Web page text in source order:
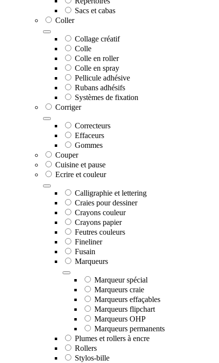
Sacs et cabas
Coller
Collage créatif
Colle
Colle en roller
Colle en spray
Pellicule adhésive
Rubans adhésifs
Systèmes de fixation
Corriger
Correcteurs
Effaceurs
Gommes
Couper
Cuisine et pause
Ecrire et couleur
Calligraphie et lettering
Craies pour dessiner
Crayons couleur
Crayons papier
Feutres couleurs
Fineliner
Fusain
Marqueurs
Marqueur spécial
Marqueurs craie
Marqueurs effaçables
Marqueurs flipchart
Marqueurs OHP
Marqueurs permanents
Plumes et rollers à encre
Rollers
Stylos-bille